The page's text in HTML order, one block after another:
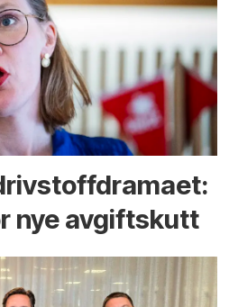
nye avgiftskutt